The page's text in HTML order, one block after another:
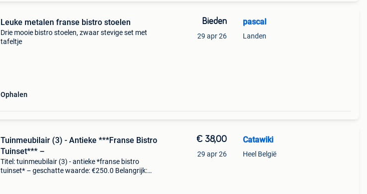
Leuke metalen franse bistro stoelen
Drie mooie bistro stoelen, zwaar stevige set met
tafeltje
Ophalen
Bieden
29 apr 26
pascal
Landen
Tuinmeubilair (3) - Antieke ***Franse Bistro
Tuinset*** –
Titel: tuinmeubilair (3) - antieke *franse bistro
tuinset* – geschatte waarde: €250.0 Belangrijk:
€ 38,00
29 apr 26
Catawiki
Heel België